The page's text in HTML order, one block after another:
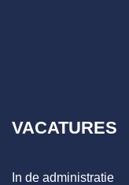
VACATURES
In de administratie